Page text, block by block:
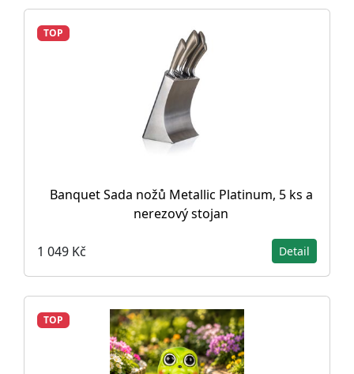
TOP
Banquet Sada nožů Metallic Platinum, 5 ks a
nerezový stojan
1 049 Kč Detail
TOP